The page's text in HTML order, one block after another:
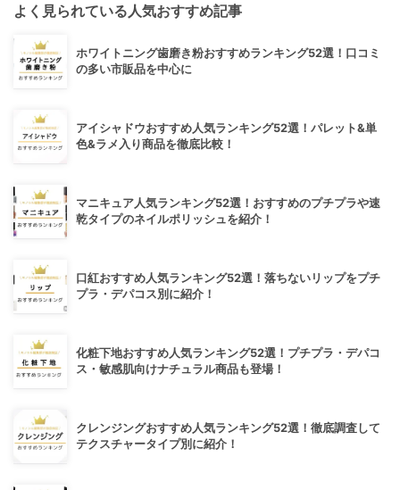
よく見られている人気おすすめ記事
ホワイトニング歯磨き粉おすすめランキング52選！口コミ
の多い市販品を中心に
アイシャドウおすすめ人気ランキング52選！パレット&単
色&ラメ入り商品を徹底比較！
マニキュア人気ランキング52選！おすすめのプチプラや速
乾タイプのネイルポリッシュを紹介！
口紅おすすめ人気ランキング52選！落ちないリップをプチ
プラ・デパコス別に紹介！
化粧下地おすすめ人気ランキング52選！プチプラ・デパコ
ス・敏感肌向けナチュラル商品も登場！
クレンジングおすすめ人気ランキング52選！徹底調査して
テクスチャータイプ別に紹介！